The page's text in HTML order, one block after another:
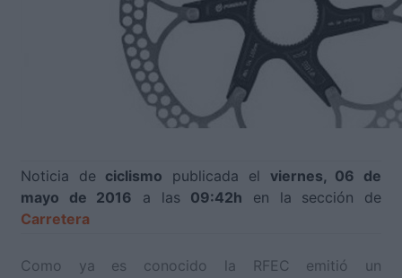
Noticia de ciclismo publicada el viernes, 06 de
mayo de 2016 a las 09:42h en la sección de
Carretera
Como ya es conocido la RFEC emitió un